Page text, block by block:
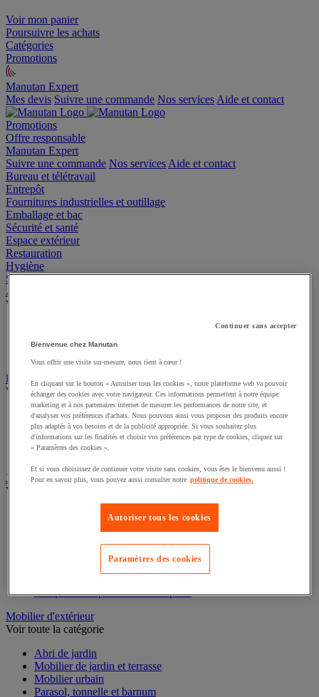
Voir mon panier
Poursuivre les achats
Catégories
Promotions
Manutan Expert
offre reconditionnée
Mes devis Suivre une commande Nos services
Promotions
Offre responsable
Manutan Expert
Suivre une commande
Bureau et télétravail
Entrepôt
Fournitures industrielles et outillage
Emballage et bac
Sécurité et santé
Espace extérieur
Restauration
Hygiène
Sports et loisirs
Abri urbain
Abri deux roues et multi-usages
Abri polyvalent toile
Drapeau
Voir toute la catégorie
Drapeau officiel
Drapeau publicitaire
Manche à air
Mât
Jardin
Voir toute la catégorie
Outillage à main de jardin
Outillage motorisé de jardin
Mobilier d'extérieur
Abri de jardin
Mobilier de jardin et terrasse
Mobilier urbain
Continuer sans accepter
Bienvenue chez Manutan
Vous offrir une visite sur-mesure, nous tient à cœur !
En cliquant sur le bouton « Autoriser tous les cookies », notre plateforme web va pouvoir
échanger des cookies avec votre navigateur. Ces informations permettent à notre équipe
marketing et à nos partenaires internet de mesurer les performances de notre site, et
d'analyser vos préférences d'achats. Nous pouvons ainsi vous proposer des produits encore
plus adaptés à vos besoins et de la publicité appropriée. Si vous souhaitez plus
d'informations sur les finalités et choisir vos préférences par type de cookies, cliquez sur
« Paramètres des cookies ».
Et si vous choisissez de continuer votre visite sans cookies, vous êtes le bienvenu aussi !
Pour en savoir plus, vous pouvez aussi consulter notre politique de cookies.
Autoriser tous les cookies
Paramètres des cookies